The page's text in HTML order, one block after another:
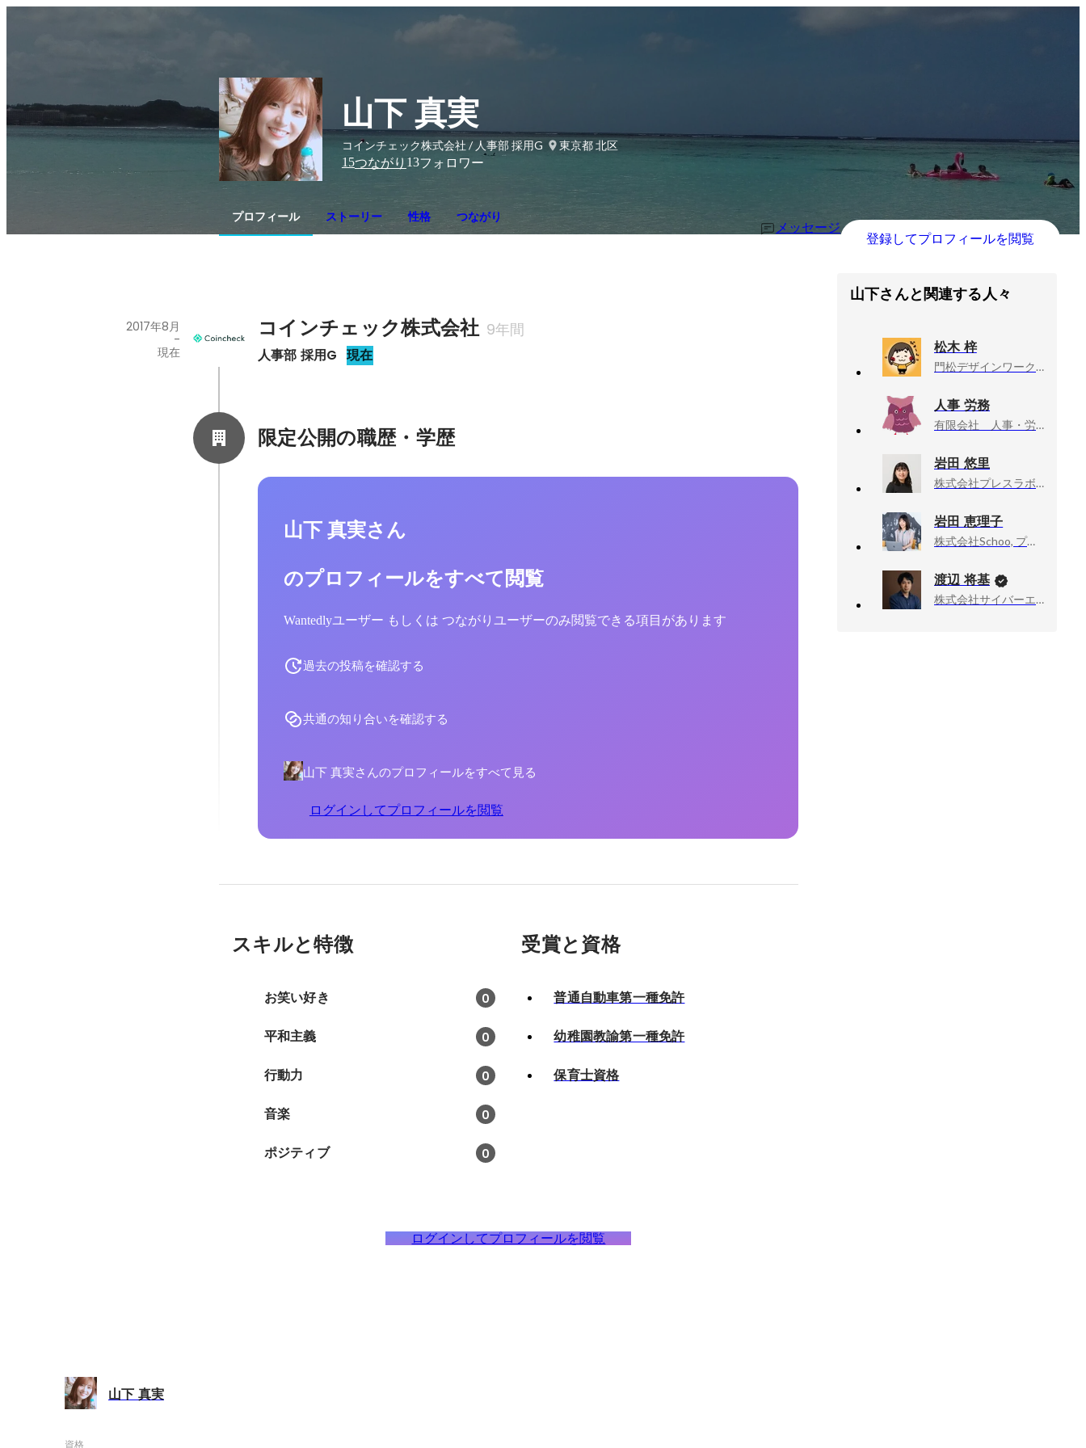
山下 真実
コインチェック株式会社 / 人事部 採用G
東京都 北区
15つながり 13フォロワー
プロフィール ストーリー 性格 つながり
メッセージ
登録してプロフィールを閲覧
コインチェック株式会社 9年間
人事部 採用G 現在
2017年8月
-
現在
限定公開の職歴・学歴
山下 真実さん
のプロフィールをすべて閲覧
Wantedlyユーザー もしくは つながりユーザーのみ閲覧できる項目があります
過去の投稿を確認する
共通の知り合いを確認する
山下 真実さんのプロフィールをすべて見る
ログインしてプロフィールを閲覧
スキルと特徴
お笑い好き 0
平和主義 0
行動力 0
音楽 0
ポジティブ 0
受賞と資格
普通自動車第一種免許
幼稚園教諭第一種免許
保育士資格
ログインしてプロフィールを閲覧
山下さんと関連する人々
松木 梓
門松デザインワークス, グラフィックデザイナー
人事 労務
有限会社 人事・労務, なし
岩田 悠里
株式会社プレスラボ, 編集者
岩田 恵理子
株式会社Schoo, プラットフォーム事業部門 Schoo Swing推進ユニット
渡辺 将基
株式会社サイバーエージェント, 新R25編集長
山下 真実
資格